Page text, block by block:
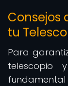
Consejos
tu
Para
telescopio